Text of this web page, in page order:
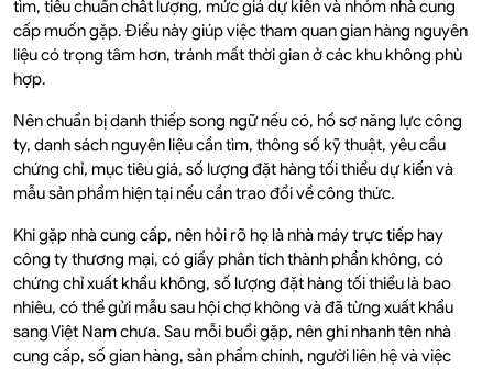
tìm, tiêu chuẩn chất lượng, mức giá dự kiến và nhóm nhà cung
cấp muốn gặp. Điều này giúp việc tham quan gian hàng nguyên
liệu có trọng tâm hơn, tránh mất thời gian ở các khu không phù
hợp.
Nên chuẩn bị danh thiếp song ngữ nếu có, hồ sơ năng lực công
ty, danh sách nguyên liệu cần tìm, thông số kỹ thuật, yêu cầu
chứng chỉ, mục tiêu giá, số lượng đặt hàng tối thiểu dự kiến và
mẫu sản phẩm hiện tại nếu cần trao đổi về công thức.
Khi gặp nhà cung cấp, nên hỏi rõ họ là nhà máy trực tiếp hay
công ty thương mại, có giấy phân tích thành phần không, có
chứng chỉ xuất khẩu không, số lượng đặt hàng tối thiểu là bao
nhiêu, có thể gửi mẫu sau hội chợ không và đã từng xuất khẩu
sang Việt Nam chưa. Sau mỗi buổi gặp, nên ghi nhanh tên nhà
cung cấp, số gian hàng, sản phẩm chính, người liên hệ và việc